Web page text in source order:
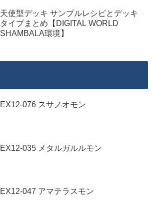
天使型デッキ サンプルレシピとデッキ
タイプまとめ【DIGITAL WORLD
SHAMBALA環境】
EX12-076 スサノオモン
EX12-035 メタルガルルモン
EX12-047 アマテラスモン